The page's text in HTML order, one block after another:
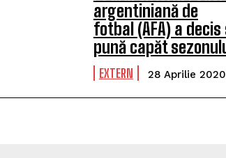
argentiniană de
fotbal (AFA) a decis
pună capăt
EXTERN 28 Aprilie 2020